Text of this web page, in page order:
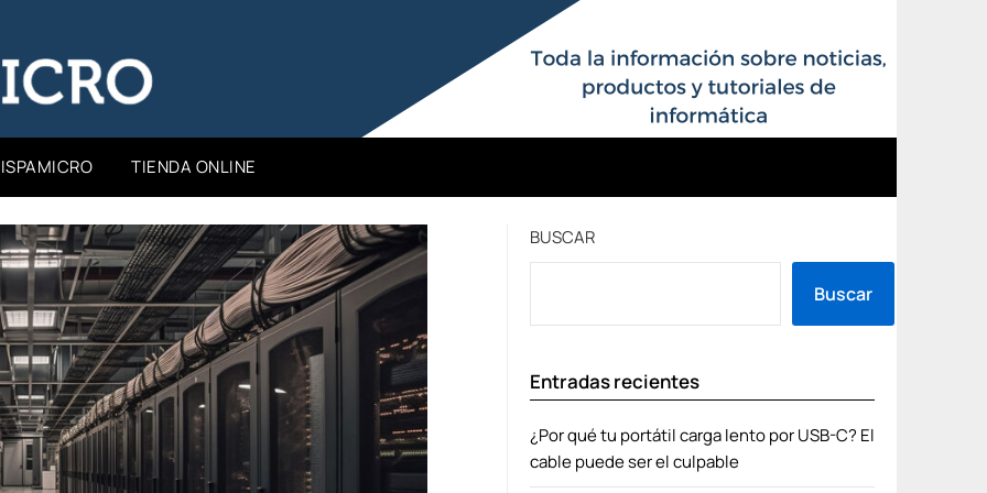
TIENDA ONLINE
BUSCAR
Buscar
Entradas recientes
¿Por qué tu portátil carga lento por USB-C? El
cable puede ser el culpable